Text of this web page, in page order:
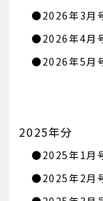
●2026年3月
●2026年4月
●2026年5月
2025年分
●2025年1月
●2025年2月